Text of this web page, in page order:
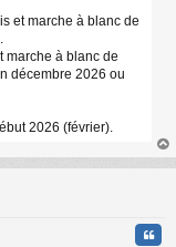
et marche à blanc de
marche à blanc de
décembre 2026 ou
2026 (février).
au